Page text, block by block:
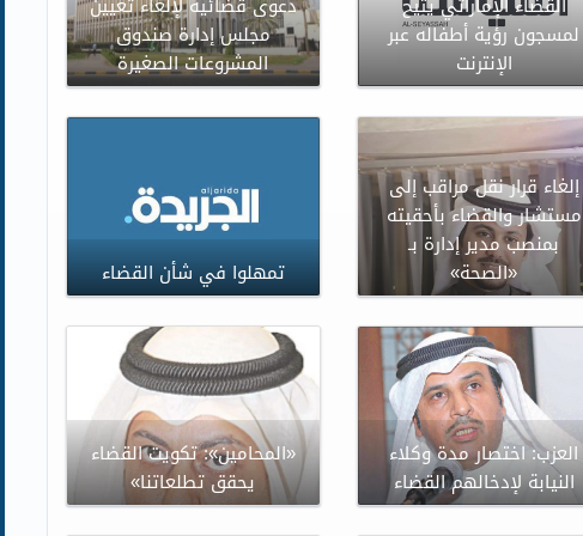
مجلس إدارة صندوق
المشروعات الصغيرة
لمسجون رؤية أطفاله عبر
الإنترنت
تمهلوا في شأن القضاء
إلغاء قرار نقل مراقب إلى
مستشار والقضاء بأحقيته
بمنصب مدير إدارة بـ
«الصحة»
«المحامين»: تكويت القضاء
يحقق تطلعاتنا»
العزب: اختصار مدة وكلاء
النيابة لإدخالهم القضاء